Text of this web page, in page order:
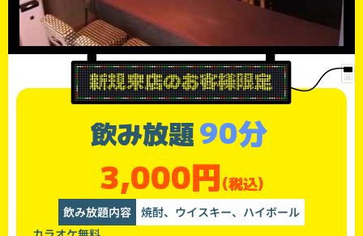
飲み放題90分
3,000円(税込)
飲み放題内容 焼酎、ウイスキー、ハイボール